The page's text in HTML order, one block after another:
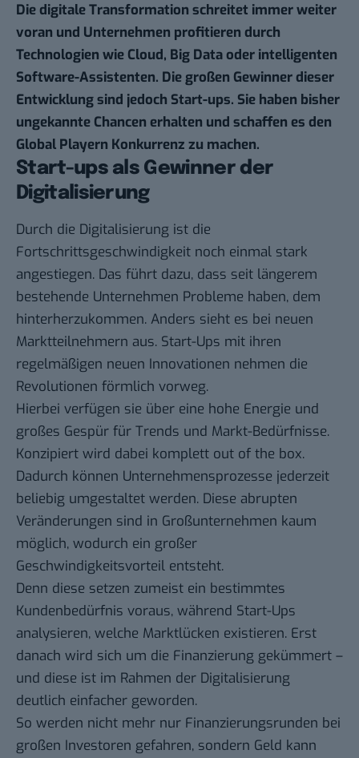
Die digitale Transformation schreitet immer weiter
voran und Unternehmen profitieren durch
Technologien wie Cloud, Big Data oder intelligenten
Software-Assistenten. Die großen Gewinner dieser
Entwicklung sind jedoch Start-ups. Sie haben bisher
ungekannte Chancen erhalten und schaffen es den
Global Playern Konkurrenz zu machen.
Start-ups als Gewinner der
Digitalisierung
Durch die Digitalisierung ist die
Fortschrittsgeschwindigkeit noch einmal stark
angestiegen. Das führt dazu, dass seit längerem
bestehende Unternehmen Probleme haben, dem
hinterherzukommen. Anders sieht es bei neuen
Marktteilnehmern aus. Start-Ups mit ihren
regelmäßigen neuen Innovationen nehmen die
Revolutionen förmlich vorweg.
Hierbei verfügen sie über eine hohe Energie und
großes Gespür für Trends und Markt-Bedürfnisse.
Konzipiert wird dabei komplett out of the box.
Dadurch können Unternehmensprozesse jederzeit
beliebig umgestaltet werden. Diese abrupten
Veränderungen sind in Großunternehmen kaum
möglich, wodurch ein großer
Geschwindigkeitsvorteil entsteht.
Denn diese setzen zumeist ein bestimmtes
Kundenbedürfnis voraus, während Start-Ups
analysieren, welche Marktlücken existieren. Erst
danach wird sich um die Finanzierung gekümmert –
und diese ist im Rahmen der Digitalisierung
deutlich einfacher geworden.
So werden nicht mehr nur Finanzierungsrunden bei
großen Investoren gefahren, sondern Geld kann